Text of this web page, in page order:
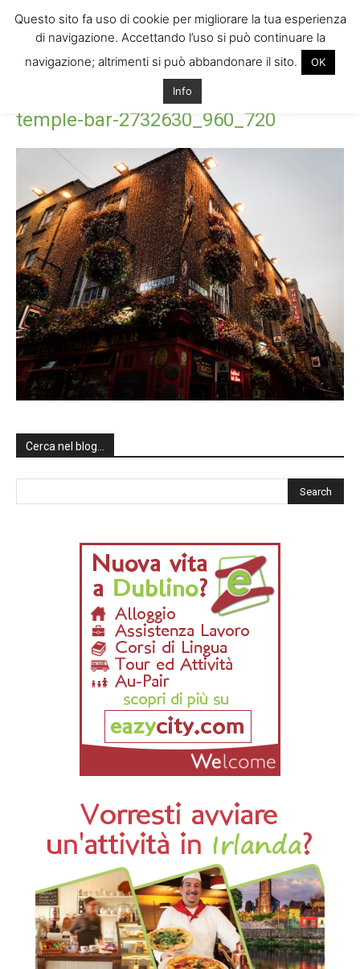
temple-bar-2732630_960_720
temple-bar-2732630_960_720
Cerca nel blog…
Questo sito fa uso di cookie per migliorare la tua esperienza
di navigazione. Accettando l’uso si può continuare la
navigazione; altrimenti si può abbandonare il sito.
OK
Info